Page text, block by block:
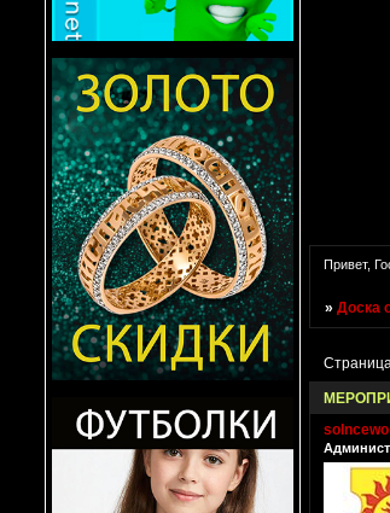
Привет,
»Доска
solncewo